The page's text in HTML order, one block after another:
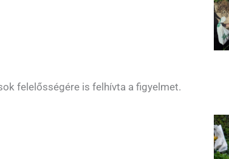
felelősségére is felhívta a figyelmet.